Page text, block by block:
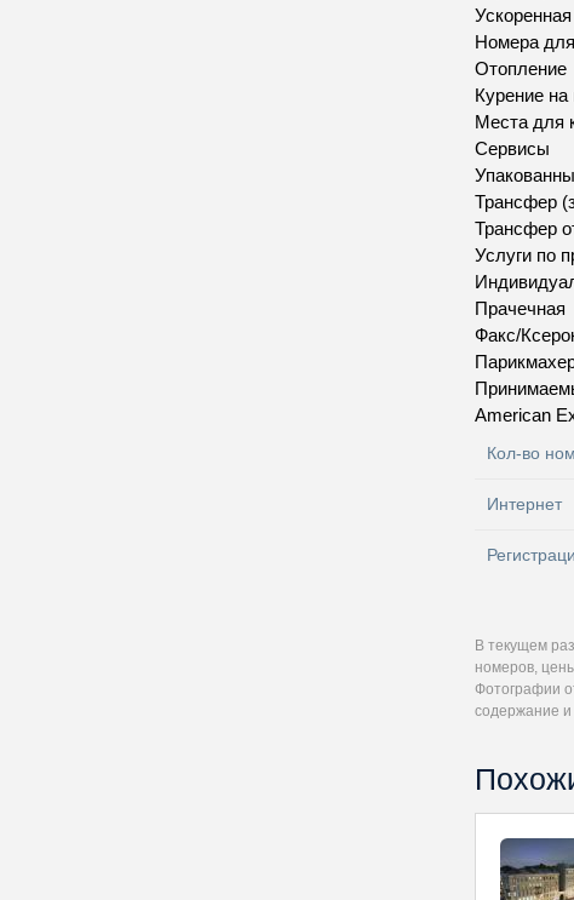
Номера
Отопление
Курение на
Места для
Сервисы
Трансфер
Трансфер
Услуги по
Прачечная
Факс/
American
Кол-во
Интернет
В текущем
номеров,
Фотографии
содержание и